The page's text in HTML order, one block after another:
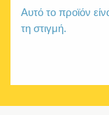
Αυτό το προϊόν
τη στιγμή.